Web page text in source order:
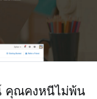
คุณคงหนีไม่พ้น